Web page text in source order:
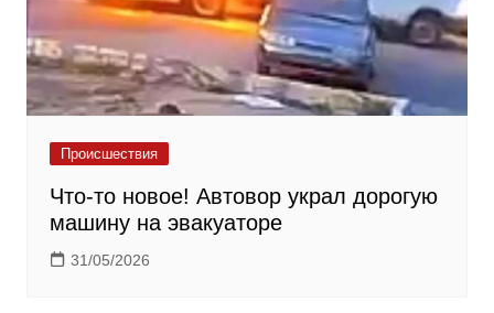
Происшествия
Что-то новое! Автовор украл дорогую
машину на эвакуаторе
31/05/2026